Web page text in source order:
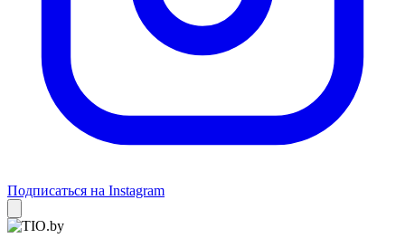
Подписаться на Instagram